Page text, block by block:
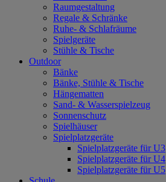
Raumgestaltung
Regale & Schränke
Ruhe- & Schlafräume
Spielgeräte
Stühle & Tische
Outdoor
Bänke
Bänke, Stühle & Tische
Hängematten
Sand- & Wasserspielzeug
Sonnenschutz
Spielhäuser
Spielplatzgeräte
Spielplatzgeräte für U3
Spielplatzgeräte für U4
Spielplatzgeräte für U5